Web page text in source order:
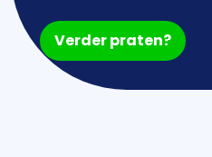
Verder praten?